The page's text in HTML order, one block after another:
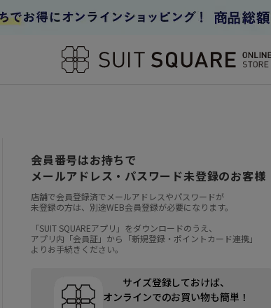
会員番号はお持ちで
メールアドレス・パスワード未登録のお客様
店舗で会員登録済でメールアドレスやパスワードが
未登録の方は、別途WEB会員登録が必要になります。
「SUIT SQUAREアプリ」をダウンロードのうえ、
アプリ内「会員証」から「新規登録・ポイントカード連携」
よりお手続きください。
サイズ登録しておけば、
オンラインでのお買い物も簡単！